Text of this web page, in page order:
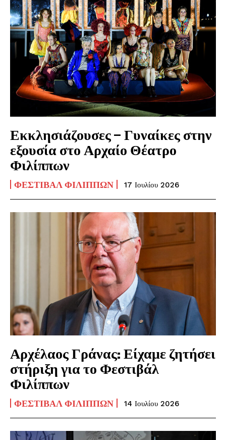
Εκκλησιάζουσες – Γυναίκες στην
εξουσία στο Αρχαίο Θέατρο
Φιλίππων
ΦΕΣΤΙΒΆΛ ΦΙΛΊΠΠΩΝ 17 Ιουλίου 2026
Αρχέλαος Γράνας: Είχαμε ζητήσει
στήριξη για το Φεστιβάλ
Φιλίππων
ΦΕΣΤΙΒΆΛ ΦΙΛΊΠΠΩΝ 14 Ιουλίου 2026